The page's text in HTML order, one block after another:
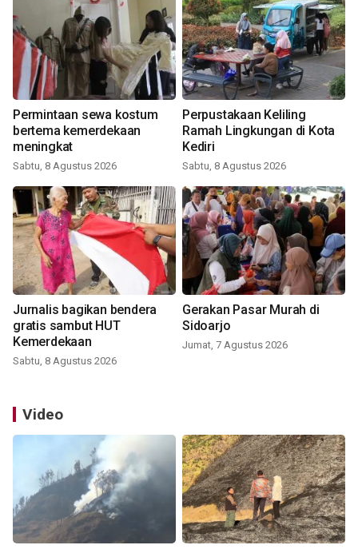
Permintaan sewa kostum
bertema kemerdekaan
meningkat
Sabtu, 8 Agustus 2026
Perpustakaan Keliling
Ramah Lingkungan di Kota
Kediri
Sabtu, 8 Agustus 2026
Jurnalis bagikan bendera
gratis sambut HUT
Kemerdekaan
Sabtu, 8 Agustus 2026
Gerakan Pasar Murah di
Sidoarjo
Jumat, 7 Agustus 2026
Video